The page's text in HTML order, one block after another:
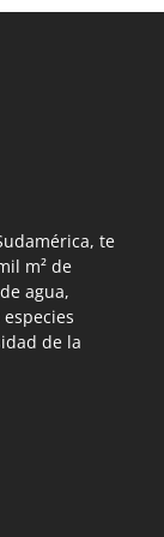
te
m² de
agua,
de la